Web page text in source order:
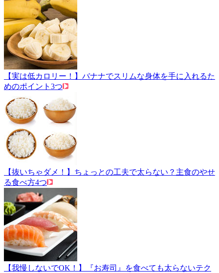
【実は低カロリー！】バナナでスリムな身体を手に入れるた
めのポイント3つ
【抜いちゃダメ！】ちょっとの工夫で太らない？主食のやせ
る食べ方4つ
【我慢しないでOK！】『お寿司』を食べても太らないテク